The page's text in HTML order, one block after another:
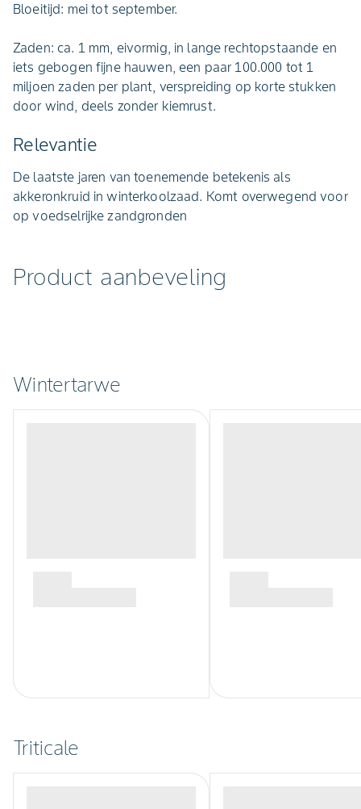
Bloeitijd: mei tot september.
Zaden: ca. 1 mm, eivormig, in lange rechtopstaande en
iets gebogen fijne hauwen, een paar 100.000 tot 1
miljoen zaden per plant, verspreiding op korte stukken
door wind, deels zonder kiemrust.
Relevantie
De laatste jaren van toenemende betekenis als
akkeronkruid in winterkoolzaad. Komt overwegend voor
op voedselrijke zandgronden
Product aanbeveling
Wintertarwe
Triticale